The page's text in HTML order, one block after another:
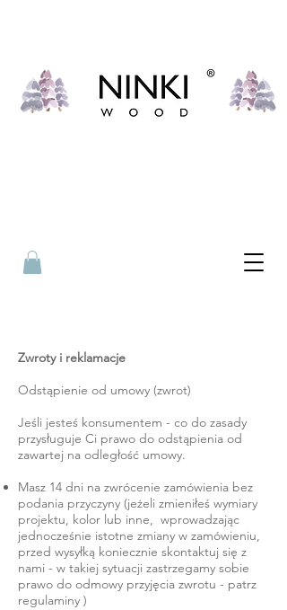
Zwroty i reklamacje
Odstąpienie od umowy (zwrot)
Jeśli jesteś konsumentem - co do zasady
przysługuje Ci prawo do odstąpienia od
zawartej na odległość umowy.
Masz 14 dni na zwrócenie zamówienia bez
podania przyczyny (jeżeli zmieniłeś wymiary
projektu, kolor lub inne, wprowadzając
jednocześnie istotne zmiany w zamówieniu,
przed wysyłką koniecznie skontaktuj się z
nami - w takiej sytuacji zastrzegamy sobie
prawo do odmowy przyjęcia zwrotu - patrz
regulaminy )